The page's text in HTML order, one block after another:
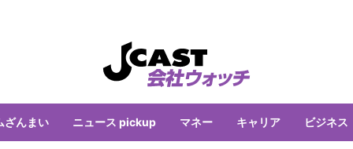
ざんまい ニュース pickup マネー キャリア ビジネス